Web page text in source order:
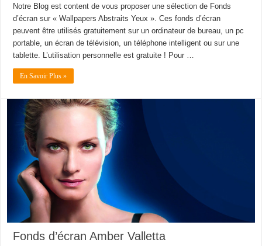
Notre Blog est content de vous proposer une sélection de Fonds
d’écran sur « Wallpapers Abstraits Yeux ». Ces fonds d’écran
peuvent être utilisés gratuitement sur un ordinateur de bureau, un pc
portable, un écran de télévision, un téléphone intelligent ou sur une
tablette. L’utilisation personnelle est gratuite ! Pour …
En Savoir Plus »
Fonds d’écran Amber Valletta